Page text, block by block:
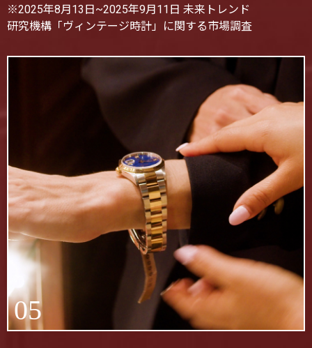
※2025年8月13日~2025年9月11日 未来トレンド
研究機構「ヴィンテージ時計」に関する市場調査
05